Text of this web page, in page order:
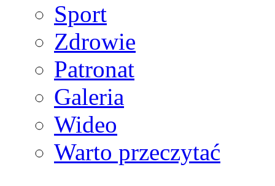
Sport
Zdrowie
Patronat
Galeria
Wideo
Warto przeczytać